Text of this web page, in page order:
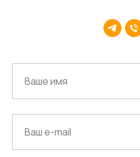
г.Липецк, ул. Советская, д.20
г. Москва, ул.Новорязанская, д.24